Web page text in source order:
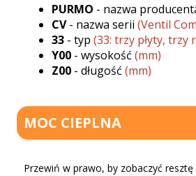
PURMO - nazwa
CV- nazwa serii (Ventil
33 - typ (33: trzy płyty, trzy
Y00 - wysokość (mm)
Z00 - długość (mm)
MOC CIEPLNA
Przewiń w prawo, by zobaczyć resztę